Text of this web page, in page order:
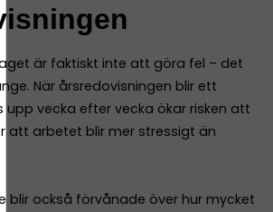
är faktiskt inte att göra fel – det
När årsredovisningen blir ett
upp vecka efter vecka ökar risken att
att arbetet blir mer stressigt än
blir också förvånade över hur mycket